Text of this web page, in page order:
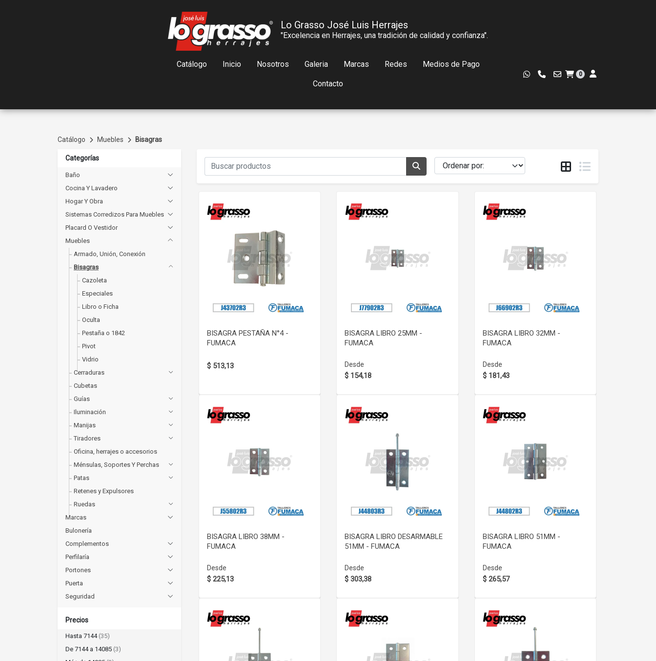
Lo Grasso José Luis Herrajes
"Excelencia en Herrajes, una tradición de calidad y confianza".
Catálogo Inicio Nosotros Galeria Marcas Redes Medios de Pago
Contacto
0
Catálogo Muebles Bisagras
Categorías
Baño
Cocina Y Lavadero
Hogar Y Obra
Sistemas Corredizos Para Muebles
Placard O Vestidor
Muebles
Armado, Unión, Conexión
Bisagras
Cazoleta
Especiales
Libro o Ficha
Oculta
Pestaña o 1842
Pivot
Vidrio
Cerraduras
Cubetas
Guías
Iluminación
Manijas
Tiradores
Oficina, herrajes o accesorios
Ménsulas, Soportes Y Perchas
Patas
Retenes y Expulsores
Ruedas
Marcas
Bulonería
Complementos
Perfilaría
Portones
Puerta
Seguridad
Precios
Hasta 7144 (35)
De 7144 a 14085 (3)
BISAGRA PESTAÑA N°4 -
FUMACA
$ 513,13
VER DETALLE
BISAGRA LIBRO 25MM -
FUMACA
Desde
$ 154,18
VER DETALLE
BISAGRA LIBRO 32MM -
FUMACA
Desde
$ 181,43
VER DETALLE
BISAGRA LIBRO 38MM -
FUMACA
Desde
$ 225,13
VER DETALLE
BISAGRA LIBRO DESARMABLE
51MM - FUMACA
Desde
$ 303,38
VER DETALLE
BISAGRA LIBRO 51MM -
FUMACA
Desde
$ 265,57
VER DETALLE